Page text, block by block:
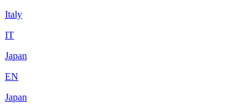
Italy
IT
Japan
EN
Japan